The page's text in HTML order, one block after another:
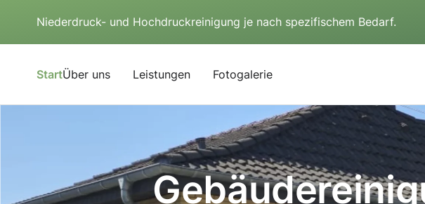
Niederdruck- und Hochdruckreinigung je nach spezifischem Bedarf.
StartÜber uns Leistungen Fotogalerie